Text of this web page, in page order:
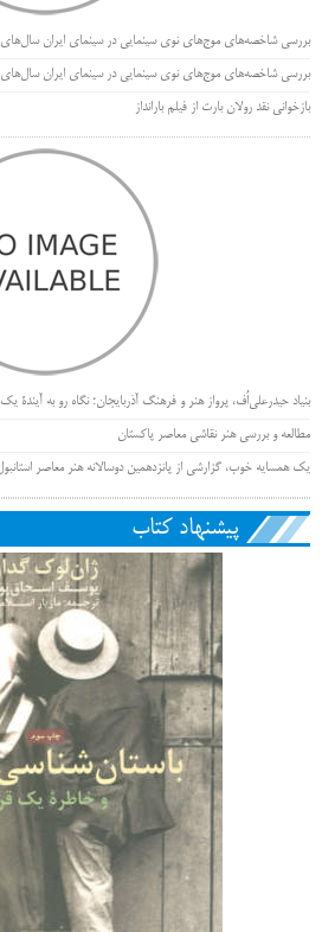
بررسی شاخصه‌های موج‌های نوی سینمایی در سینمای ایران سال‌های 1357-1343، قسمت دوم
بررسی شاخصه‌های موج‌های نوی سینمایی در سینمای ایران سال‌های 1357-1343
بازخوانی نقد رولان بارت از فیلم بارانداز
بنیاد حیدرعلی‌اُف، پرواز هنر و فرهنگ آذربایجان؛ نگاه رو به آیندۀ
مطالعه و بررسی هنر نقاشی معاصر پاکستان
یک همسایه خوب، گزارشی از پانزدهمین دوسالانه هنر معاصر
پیشنهاد کتاب